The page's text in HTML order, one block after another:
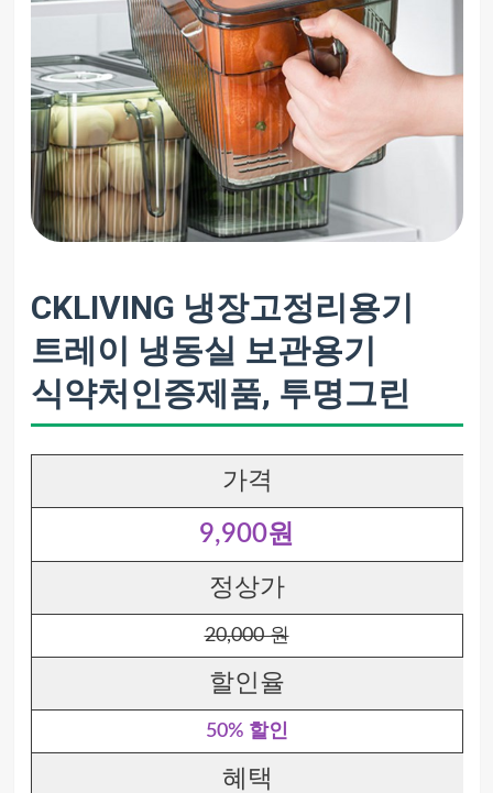
CKLIVING 냉장고정리용기
트레이 냉동실 보관용기
식약처인증제품, 투명그린
가격
9,900원
정상가
20,000 원
할인율
50% 할인
혜택